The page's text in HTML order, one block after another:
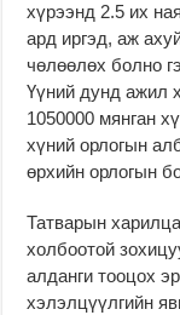
хүрээнд 2.5 их
ард иргэд, аж
чөлөөлөх болно
Үүний дунд ажил
1050000 мянган
хүний орлогын
өрхийн орлогын
Татварын
холбоотой
алданги тооцох
хэлэлцүүлгийн